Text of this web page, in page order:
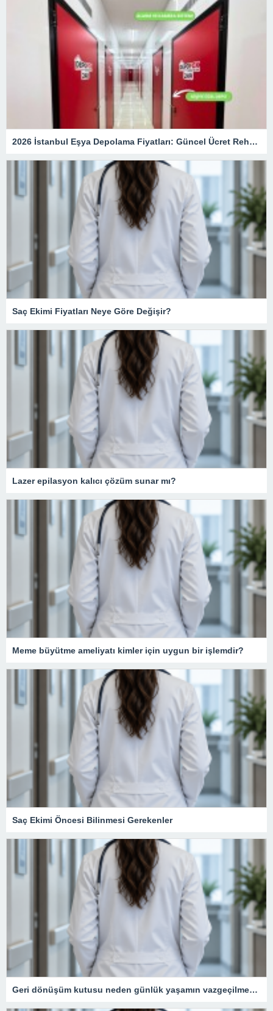
2026 İstanbul Eşya Depolama Fiyatları: Güncel Ücret Rehberi
Saç Ekimi Fiyatları Neye Göre Değişir?
Lazer epilasyon kalıcı çözüm sunar mı?
Meme büyütme ameliyatı kimler için uygun bir işlemdir?
Saç Ekimi Öncesi Bilinmesi Gerekenler
Geri dönüşüm kutusu neden günlük yaşamın vazgeçilmezidir?